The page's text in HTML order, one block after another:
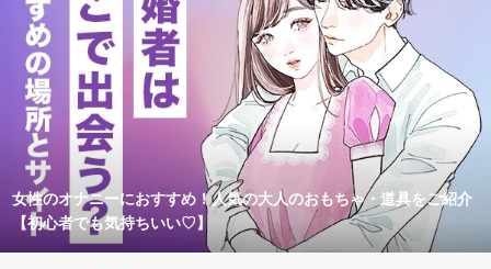
女性のオナニーにおすすめ！人気の大人のおもちゃ・道具をご紹介
【初心者でも気持ちいい♡】